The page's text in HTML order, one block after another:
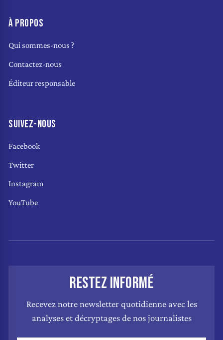
À PROPOS
Qui sommes-nous ?
Contactez-nous
Éditeur responsable
SUIVEZ-NOUS
Facebook
Twitter
Instagram
YouTube
RESTEZ INFORMÉ
Recevez notre newsletter quotidienne avec les
analyses et décryptages de nos journalistes